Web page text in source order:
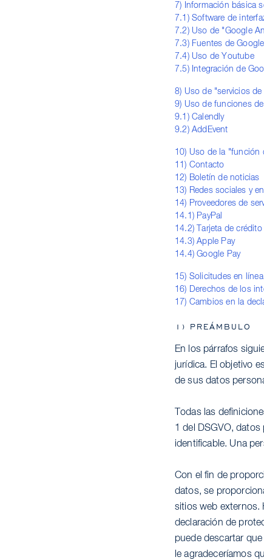
7) Información básica
7.1) Software de
7.2) Uso de "Google
7.3) Fuentes de
7.4) Uso de Youtube
7.5) Integración de
8) Uso de "servicios de
9) Uso de funciones
9.1) Calendly
9.2) AddEvent
10) Uso de la "función
11) Contacto
12) Boletín de noticias
13) Redes sociales y
14) Proveedores de
14.1) PayPal
14.2) Tarjeta de
14.3) Apple Pay
14.4) Google Pay
15) Solicitudes en
16) Derechos de los
17) Cambios en la
1) PREÁMBULO
En los párrafos
jurídica. El objetivo
de sus datos
Todas las
1 del DSGVO,
identificable. Una
Con el fin de
datos, se
sitios web externos.
declaración de
puede descartar
le agradeceríamos